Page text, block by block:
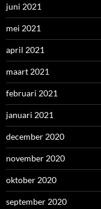
juni 2021
mei 2021
april 2021
maart 2021
februari 2021
januari 2021
december 2020
november 2020
oktober 2020
september 2020